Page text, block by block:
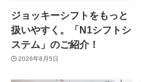
ジョッキーシフトをもっと
扱いやすく。「N1シフトシ
ステム」のご紹介！
2026年8月5日